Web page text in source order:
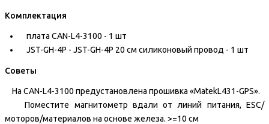
Комплектация
плата CAN-L4-3100 - 1 шт
JST-GH-4P - JST-GH-4P 20 см силиконовый провод - 1 шт
Советы
На CAN-L4-3100 предустановлена прошивка «MatekL431-GPS».
Поместите магнитометр вдали от линий питания, ESC/
моторов/материалов на основе железа. >=10 см